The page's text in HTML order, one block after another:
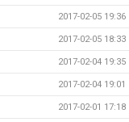
2017-02-05 19:36
2017-02-05 18:33
2017-02-04 19:35
2017-02-04 19:01
2017-02-01 17:18